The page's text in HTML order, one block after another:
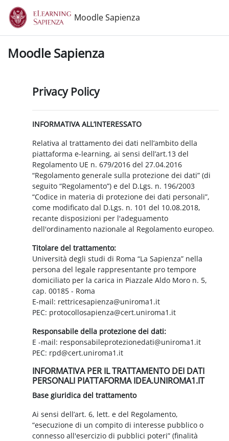
Vai al contenuto principale
Moodle Sapienza
Moodle Sapienza
Privacy Policy
INFORMATIVA ALL’INTERESSATO
Relativa al trattamento dei dati nell’ambito della
piattaforma e-learning, ai sensi dell’art.13 del
Regolamento UE n. 679/2016 del 27.04.2016
“Regolamento generale sulla protezione dei dati” (di
seguito “Regolamento”) e del D.Lgs. n. 196/2003
“Codice in materia di protezione dei dati personali”,
come modificato dal D.Lgs. n. 101 del 10.08.2018,
recante disposizioni per l'adeguamento
dell'ordinamento nazionale al Regolamento europeo.
Titolare del trattamento:
Università degli studi di Roma “La Sapienza” nella
persona del legale rappresentante pro tempore
domiciliato per la carica in Piazzale Aldo Moro n. 5,
cap. 00185 - Roma
E-mail: rettricesapienza@uniroma1.it
PEC: protocollosapienza@cert.uniroma1.it
Responsabile della protezione dei dati:
E -mail: responsabileprotezionedati@uniroma1.it
PEC: rpd@cert.uniroma1.it
INFORMATIVA PER IL TRATTAMENTO DEI DATI
PERSONALI PIATTAFORMA IDEA.UNIROMA1.IT
Base giuridica del trattamento
Ai sensi dell’art. 6, lett. e del Regolamento,
“esecuzione di un compito di interesse pubblico o
connesso all'esercizio di pubblici poteri” (finalità